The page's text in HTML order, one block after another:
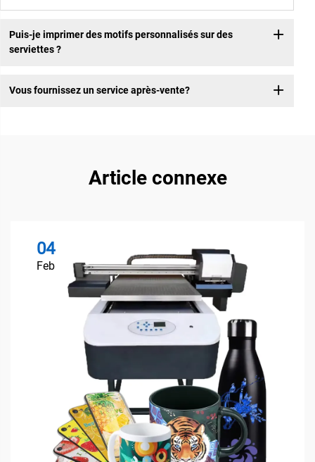
Puis-je imprimer des motifs personnalisés sur des
serviettes ?
Vous fournissez un service après-vente?
Article connexe
04
Feb